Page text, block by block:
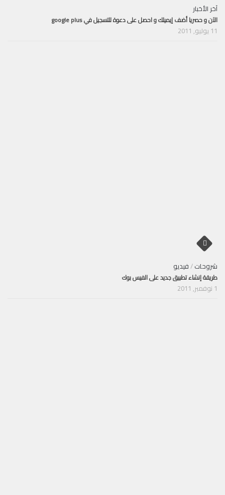
آخر الأخبار
الآن و حصريا أضف إيميلك و احصل على دعوة للتسجيل في google plus
شروحات/فيديو
طريقة إنشاء تطبيق جديد على الفيس بوك